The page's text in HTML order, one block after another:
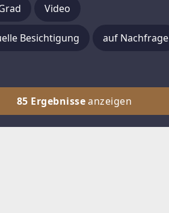
Video
Besichtigung auf Nachfrage
85 Ergebnisseanzeigen